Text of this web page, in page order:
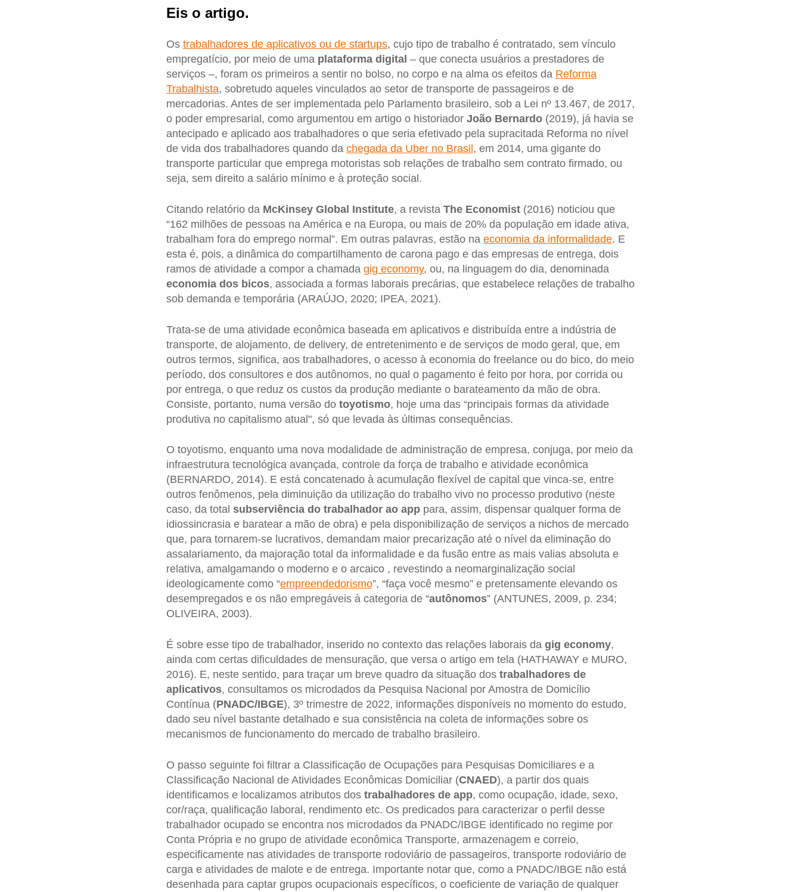
Eis o artigo.
Os trabalhadores de aplicativos ou de startups, cujo tipo de trabalho é contratado, sem vínculo
empregatício, por meio de uma plataforma digital – que conecta usuários a prestadores de
serviços –, foram os primeiros a sentir no bolso, no corpo e na alma os efeitos da Reforma
Trabalhista, sobretudo aqueles vinculados ao setor de transporte de passageiros e de
mercadorias. Antes de ser implementada pelo Parlamento brasileiro, sob a Lei nº 13.467, de 2017,
o poder empresarial, como argumentou em artigo o historiador João Bernardo(2019), já havia se
antecipado e aplicado aos trabalhadores o que seria efetivado pela supracitada Reforma no nível
de vida dos trabalhadores quando da chegada da Uber no Brasil , em 2014, uma gigante do
transporte particular que emprega motoristas sob relações de trabalho sem contrato firmado, ou
seja, sem direito a salário mínimo e à proteção social.
Citando relatório da McKinsey Global Institute, a revista The Economist(2016) noticiou que
“162 milhões de pessoas na América e na Europa, ou mais de 20% da população em idade ativa,
trabalham fora do emprego normal”. Em outras palavras, estão na economia da informalidade. E
esta é, pois, a dinâmica do compartilhamento de carona pago e das empresas de entrega, dois
ramos de atividade a compor a chamada gig economy, ou, na linguagem do dia, denominada
economia dos bicos, associada a formas laborais precárias, que estabelece relações de trabalho
sob demanda e temporária (ARAÚJO, 2020; IPEA, 2021).
Trata-se de uma atividade econômica baseada em aplicativos e distribuída entre a indústria de
transporte, de alojamento, de delivery, de entretenimento e de serviços de modo geral, que, em
outros termos, significa, aos trabalhadores, o acesso à economia do freelance ou do bico, do meio
período, dos consultores e dos autônomos, no qual o pagamento é feito por hora, por corrida ou
por entrega, o que reduz os custos da produção mediante o barateamento da mão de obra.
Consiste, portanto, numa versão do toyotismo, hoje uma das “principais formas da atividade
produtiva no capitalismo atual", só que levada às últimas consequências.
O toyotismo, enquanto uma nova modalidade de administração de empresa, conjuga, por meio da
infraestrutura tecnológica avançada, controle da força de trabalho e atividade econômica
(BERNARDO, 2014). E está concatenado à acumulação flexível de capital que vinca-se, entre
outros fenômenos, pela diminuição da utilização do trabalho vivo no processo produtivo (neste
caso, da total subserviência do trabalhador ao apppara, assim, dispensar qualquer forma de
idiossincrasia e baratear a mão de obra) e pela disponibilização de serviços a nichos de mercado
que, para tornarem-se lucrativos, demandam maior precarização até o nível da eliminação do
assalariamento, da majoração total da informalidade e da fusão entre as mais valias absoluta e
relativa, amalgamando o moderno e o arcaico , revestindo a neomarginalização social
ideologicamente como “empreendedorismo”, “faça você mesmo” e pretensamente elevando os
desempregados e os não empregáveis à categoria de “autônomos” (ANTUNES, 2009, p. 234;
OLIVEIRA, 2003).
É sobre esse tipo de trabalhador, inserido no contexto das relações laborais da gig economy,
ainda com certas dificuldades de mensuração, que versa o artigo em tela (HATHAWAY e MURO,
2016). E, neste sentido, para traçar um breve quadro da situação dos trabalhadores de
aplicativos, consultamos os microdados da Pesquisa Nacional por Amostra de Domicílio
Contínua (PNADC/IBGE), 3º trimestre de 2022, informações disponíveis no momento do estudo,
dado seu nível bastante detalhado e sua consistência na coleta de informações sobre os
mecanismos de funcionamento do mercado de trabalho brasileiro.
O passo seguinte foi filtrar a Classificação de Ocupações para Pesquisas Domiciliares e a
Classificação Nacional de Atividades Econômicas Domiciliar (CNAED), a partir dos quais
identificamos e localizamos atributos dos trabalhadores de app, como ocupação, idade, sexo,
cor/raça, qualificação laboral, rendimento etc. Os predicados para caracterizar o perfil desse
trabalhador ocupado se encontra nos microdados da PNADC/IBGE identificado no regime por
Conta Própria e no grupo de atividade econômica Transporte, armazenagem e correio,
especificamente nas atividades de transporte rodoviário de passageiros, transporte rodoviário de
carga e atividades de malote e de entrega. Importante notar que, como a PNADC/IBGE não está
desenhada para captar grupos ocupacionais específicos, o coeficiente de variação de qualquer